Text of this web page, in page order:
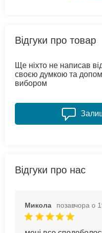
Відгуки про товар
Ще ніхто не написав
своєю думкою та
вибором
Відгуки про нас
Микола позавчора о